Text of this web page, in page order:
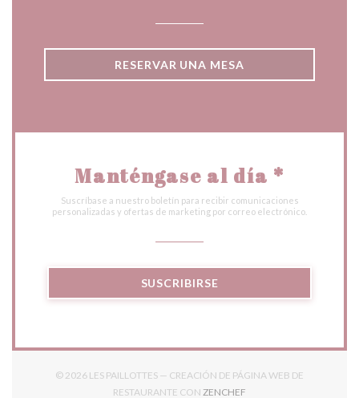
RESERVAR UNA MESA
Manténgase al día *
Suscríbase a nuestro boletín para recibir comunicaciones
personalizadas y ofertas de marketing por correo electrónico.
SUSCRIBIRSE
© 2026 LES PAILLOTTES — CREACIÓN DE PÁGINA WEB DE
RESTAURANTE CON ZENCHEF